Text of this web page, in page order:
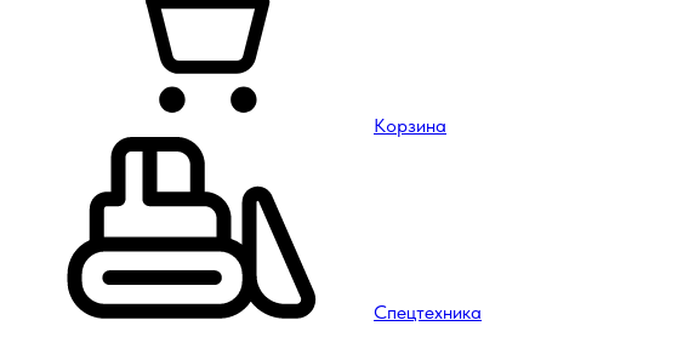
Корзина
Спецтехника